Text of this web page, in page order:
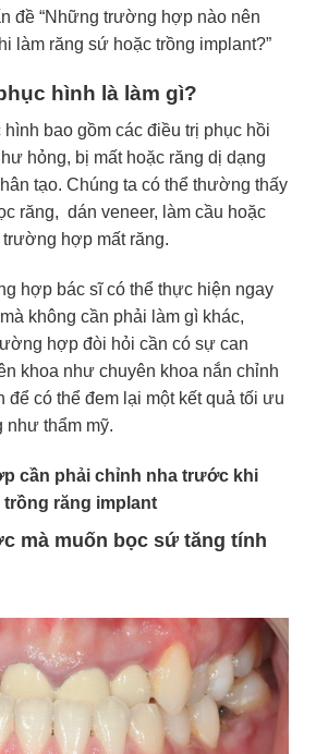
đề “Những trường hợp nào nên
làm răng sứ hoặc trồng implant?”
hình là làm gì?
bao gồm các điều trị phục hồi
hỏng, bị mất hoặc răng dị dạng
tạo. Chúng ta có thể thường thấy
răng, dán veneer, làm cầu hoặc
hợp mất răng.
hợp bác sĩ có thể thực hiện ngay
không cần phải làm gì khác,
hợp đòi hỏi cần có sự can
khoa như chuyên khoa nắn chỉnh
để có thể đem lại một kết quả tối ưu
như thẩm mỹ.
cần phải chỉnh nha trước khi
trồng răng implant
mà muốn bọc sứ tăng tính